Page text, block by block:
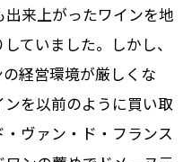
来上がったワインを地
ていました。しかし、
経営環境が厳しくな
を以前のように買い取
ヴァン・ド・フランス